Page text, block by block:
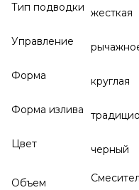
Тип подводки жесткая
Управление
Форма круглая
Форма излива
Цвет черный
Объем